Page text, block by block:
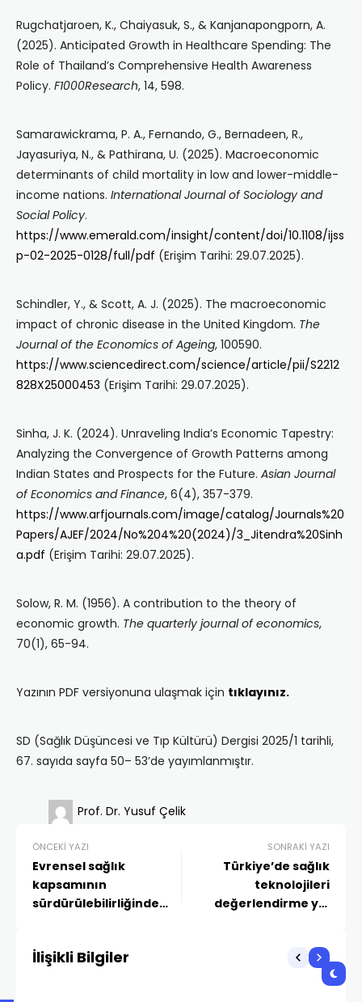
Rugchatjaroen, K., Chaiyasuk, S., & Kanjanapongporn, A.
(2025). Anticipated Growth in Healthcare Spending: The
Role of Thailand’s Comprehensive Health Awareness
Policy. F1000Research, 14, 598.
Samarawickrama, P. A., Fernando, G., Bernadeen, R.,
Jayasuriya, N., & Pathirana, U. (2025). Macroeconomic
determinants of child mortality in low and lower-middle-
income nations. International Journal of Sociology and
Social Policy.
https://www.emerald.com/insight/content/doi/10.1108/ijss
p-02-2025-0128/full/pdf (Erişim Tarihi: 29.07.2025).
Schindler, Y., & Scott, A. J. (2025). The macroeconomic
impact of chronic disease in the United Kingdom. The
Journal of the Economics of Ageing, 100590.
https://www.sciencedirect.com/science/article/pii/S2212
828X25000453 (Erişim Tarihi: 29.07.2025).
Sinha, J. K. (2024). Unraveling India’s Economic Tapestry:
Analyzing the Convergence of Growth Patterns among
Indian States and Prospects for the Future. Asian Journal
of Economics and Finance, 6(4), 357-379.
https://www.arfjournals.com/image/catalog/Journals%20
Papers/AJEF/2024/No%204%20(2024)/3_Jitendra%20Sinh
a.pdf (Erişim Tarihi: 29.07.2025).
Solow, R. M. (1956). A contribution to the theory of
economic growth. The quarterly journal of economics,
70(1), 65-94.
Yazının PDF versiyonuna ulaşmak için tıklayınız.
SD (Sağlık Düşüncesi ve Tıp Kültürü) Dergisi 2025/1 tarihli,
67. sayıda sayfa 50– 53’de yayımlanmıştır.
Prof. Dr. Yusuf Çelik
ÖNCEKI YAZI
Evrensel sağlık
kapsamının
sürdürülebilirliğinde
SONRAKI YAZI
Türkiye’de sağlık
teknolojileri
değerlendirme yol
İlişikli Bilgiler